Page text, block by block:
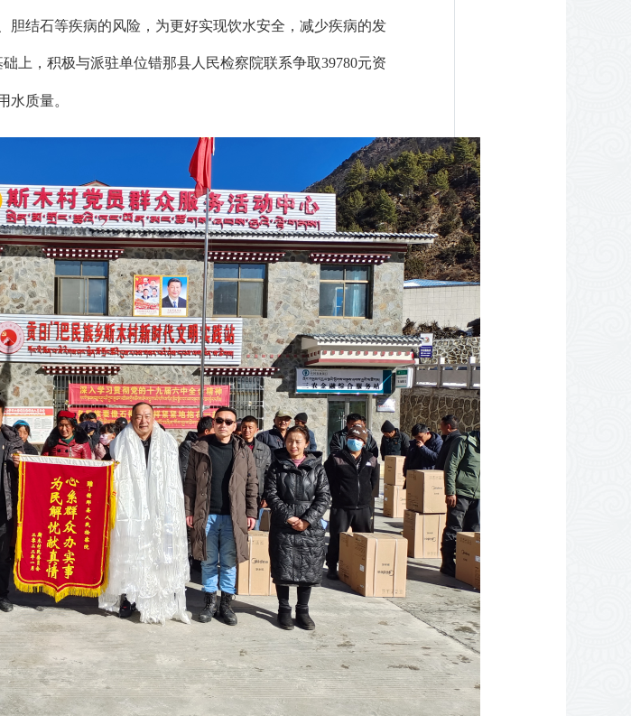
结石等疾病的风险，为更好实现饮水安全，减少疾病的发
上，积极与派驻单位错那县人民检察院联系争取39780元资
水质量。